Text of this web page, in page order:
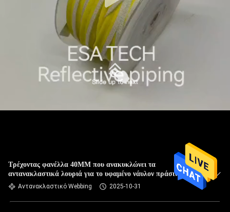
Τρέχοντας φανέλλα 40MM που ανακυκλώνει τα
αντανακλαστικά λουριά για το υφαμένο νάυλον πράσινο
πορτοκάλι δρομέων
Αντανακλαστικό Webbing 2025-10-31